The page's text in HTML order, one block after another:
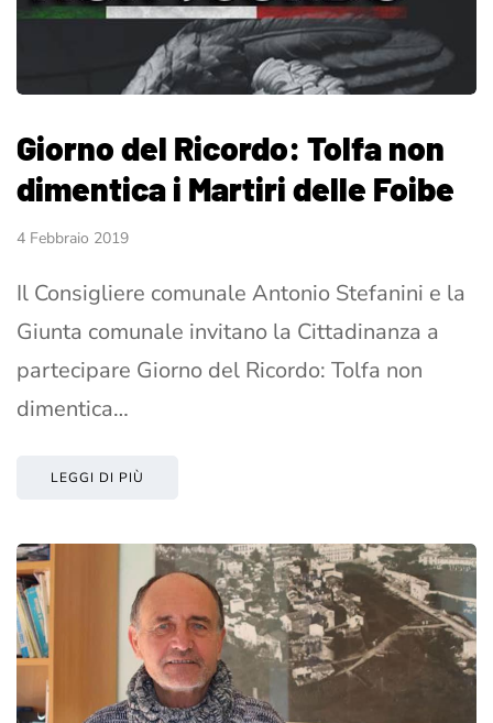
Giorno del Ricordo: Tolfa non
dimentica i Martiri delle Foibe
4 Febbraio 2019
Il Consigliere comunale Antonio Stefanini e la
Giunta comunale invitano la Cittadinanza a
partecipare Giorno del Ricordo: Tolfa non
dimentica…
LEGGI DI PIÙ